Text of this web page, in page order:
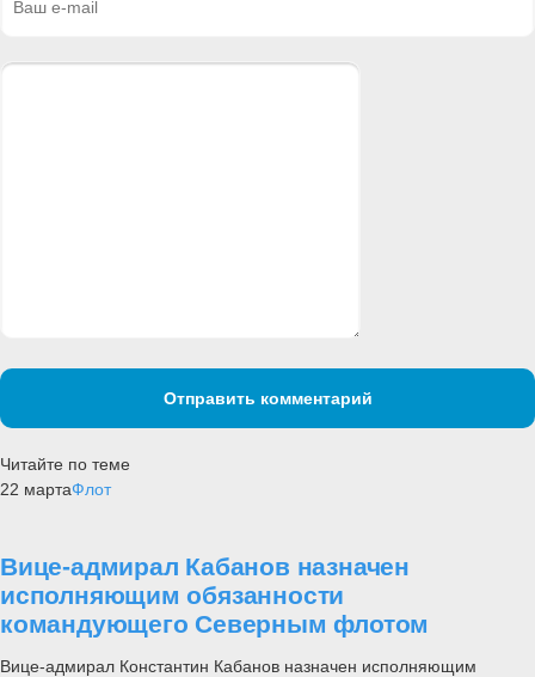
Отправить комментарий
Читайте по теме
22 мартаФлот
Вице-адмирал Кабанов назначен
исполняющим обязанности
командующего Северным флотом
Вице-адмирал Константин Кабанов назначен исполняющим